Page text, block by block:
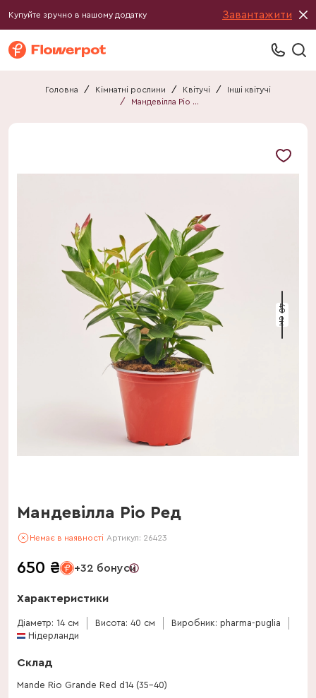
Купуйте зручно в нашому додатку Завантажити
Головна / Кімнатні рослини / Квітучі /
Інші квітучі
/
Мандевілла Ріо Ред
40 см
Мандевілла Ріо Ред
Немає в наявності Артикул: 26423
650 ₴ +32 бонуси
Характеристики
Діаметр: 14 см Висота: 40 см
Виробник: pharma-puglia
Нідерланди
Склад
Mande Rio Grande Red d14 (35-40)